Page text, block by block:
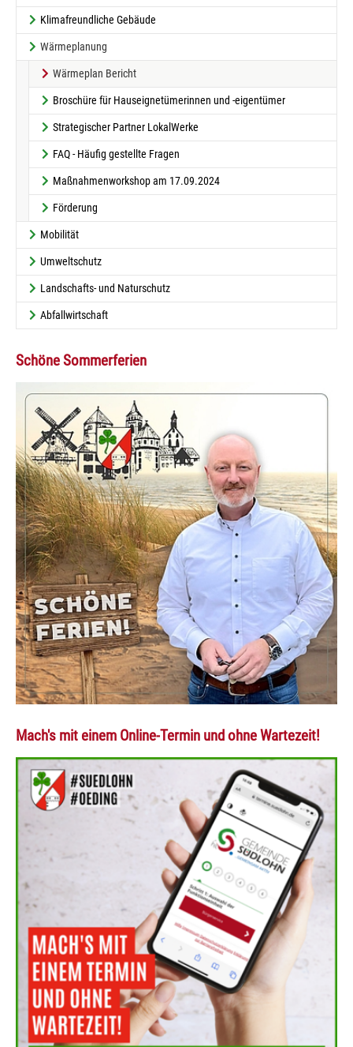
Klimafreundliche Gebäude
Wärmeplanung
Wärmeplan Bericht(current)
Broschüre für Hauseignetümerinnen und -eigentümer
Strategischer Partner LokalWerke
FAQ - Häufig gestellte Fragen
Maßnahmenworkshop am 17.09.2024
Förderung
Mobilität
Umweltschutz
Landschafts- und Naturschutz
Abfallwirtschaft
Schöne Sommerferien
Mach's mit einem Online-Termin und ohne Wartezeit!